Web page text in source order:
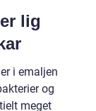
lig
i emaljen
og
meget